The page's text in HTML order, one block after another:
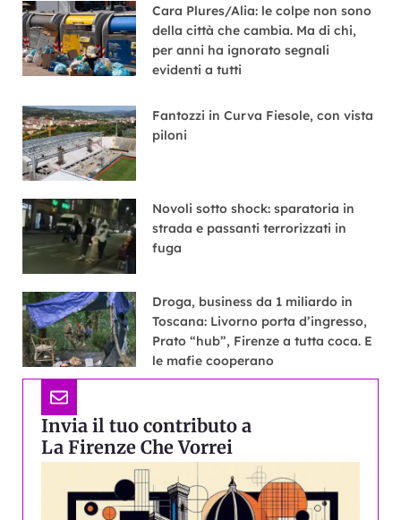
Cara Plures/Alia: le colpe non sono
della città che cambia. Ma di chi,
per anni ha ignorato segnali
evidenti a tutti
Fantozzi in Curva Fiesole, con vista
piloni
Novoli sotto shock: sparatoria in
strada e passanti terrorizzati in
fuga
Droga, business da 1 miliardo in
Toscana: Livorno porta d’ingresso,
Prato “hub”, Firenze a tutta coca. E
le mafie cooperano
Invia il tuo contributo a
La Firenze Che Vorrei